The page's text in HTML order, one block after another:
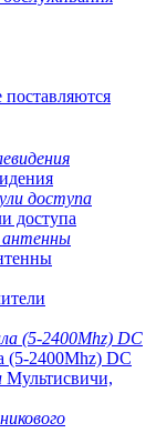
доступа
(5-2400Mhz) DC
Мультисвичи,